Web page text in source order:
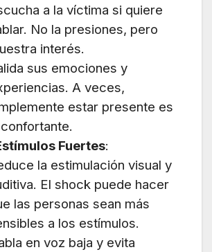
a la víctima si quiere
No la presiones, pero
interés.
sus emociones y
A veces,
estar presente es
Fuertes:
la estimulación visual y
El shock puede hacer
las personas sean más
a los estímulos.
en voz baja y evita